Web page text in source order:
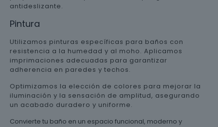
antideslizante.
Pintura
Utilizamos pinturas específicas para baños con
resistencia a la humedad y al moho. Aplicamos
imprimaciones adecuadas para garantizar
adherencia en paredes y techos.
Optimizamos la elección de colores para mejorar la
iluminación y la sensación de amplitud, asegurando
un acabado duradero y uniforme.
Convierte tu baño en un espacio funcional, moderno y